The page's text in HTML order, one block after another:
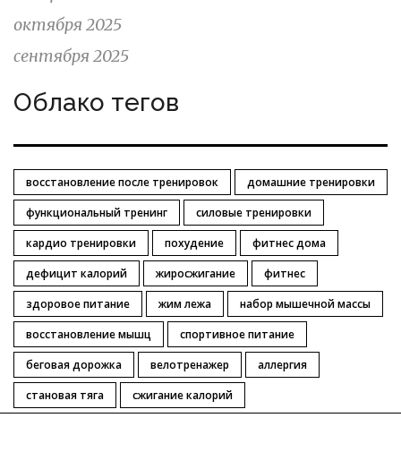
октября 2025
сентября 2025
Облако тегов
восстановление после тренировок
домашние тренировки
функциональный тренинг
силовые тренировки
кардио тренировки
похудение
фитнес дома
дефицит калорий
жиросжигание
фитнес
здоровое питание
жим лежа
набор мышечной массы
восстановление мышц
спортивное питание
беговая дорожка
велотренажер
аллергия
становая тяга
сжигание калорий